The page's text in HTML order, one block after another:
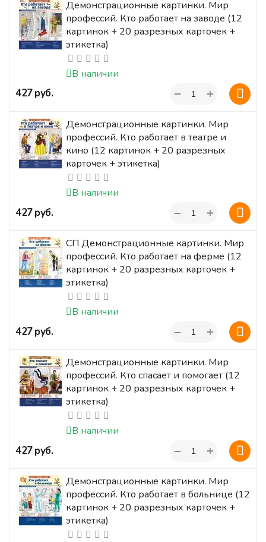
Демонстрационные картинки. Мир
профессий. Кто работает на заводе (12
картинок + 20 разрезных карточек +
этикетка)
В наличии
‍427‍руб. +
−
Демонстрационные картинки. Мир
профессий. Кто работает в театре и
кино (12 картинок + 20 разрезных
карточек + этикетка)
В наличии
‍427‍руб. +
−
СП Демонстрационные картинки. Мир
профессий. Кто работает на ферме (12
картинок + 20 разрезных карточек +
этикетка)
В наличии
‍427‍руб. +
−
Демонстрационные картинки. Мир
профессий. Кто спасает и помогает (12
картинок + 20 разрезных карточек +
этикетка)
В наличии
‍427‍руб. +
−
Демонстрационные картинки. Мир
профессий. Кто работает в больнице (12
картинок + 20 разрезных карточек +
этикетка)